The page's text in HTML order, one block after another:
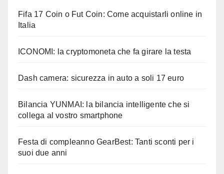
Fifa 17 Coin o Fut Coin: Come acquistarli online in
Italia
ICONOMI: la cryptomoneta che fa girare la testa
Dash camera: sicurezza in auto a soli 17 euro
Bilancia YUNMAI: la bilancia intelligente che si
collega al vostro smartphone
Festa di compleanno GearBest: Tanti sconti per i
suoi due anni